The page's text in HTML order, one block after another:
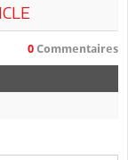
0 Commentaires